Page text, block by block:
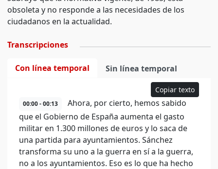
obsoleta y no responde a las necesidades de los
ciudadanos en la actualidad.
Transcripciones
Con línea temporal Sin línea temporal
Copiar texto
00:00 - 00:13
Ahora, por cierto, hemos sabido
que el Gobierno de España aumenta el gasto
militar en 1.300 millones de euros y lo saca de
una partida para ayuntamientos. Sánchez
transforma su uno a la guerra en sí a la guerra,
no a los ayuntamientos. Eso es lo que ha hecho